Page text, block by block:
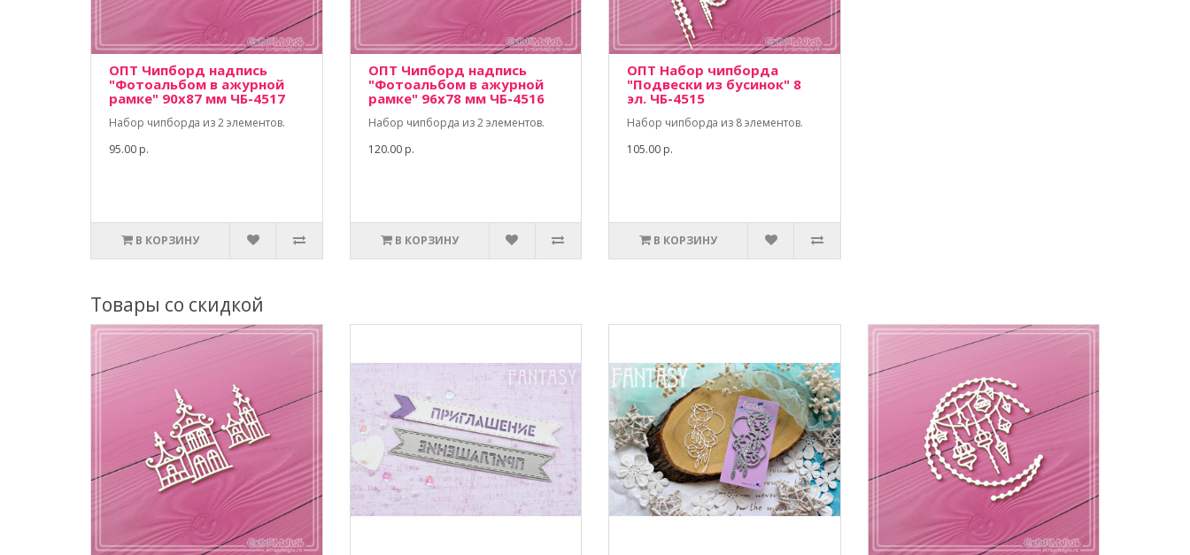
ОПТ Чипборд надпись
"Фотоальбом в ажурной
рамке" 90х87 мм ЧБ-4517
Набор чипборда из 2 элементов.
95.00 р.
В КОРЗИНУ
ОПТ Чипборд надпись
"Фотоальбом в ажурной
рамке" 96х78 мм ЧБ-4516
Набор чипборда из 2 элементов.
120.00 р.
В КОРЗИНУ
ОПТ Набор чипборда
"Подвески из бусинок" 8
эл. ЧБ-4515
Набор чипборда из 8 элементов.
105.00 р.
В КОРЗИНУ
Товары со скидкой